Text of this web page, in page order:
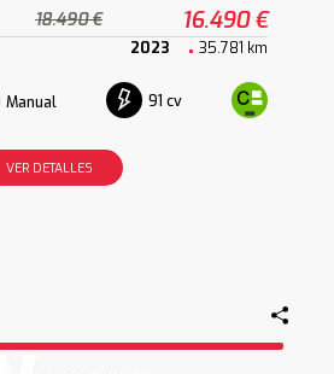
18.490 € 16.490 €
2023 35.781 km
Manual 91 cv
VER DETALLES